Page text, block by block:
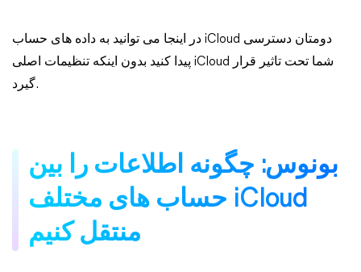
در اینجا می توانید به داده های حساب iCloud دومتان دسترسی
پیدا کنید بدون اینکه تنظیمات اصلی iCloud شما تحت تاثیر قرار
گیرد.
بونوس: چگونه اطلاعات را بین
حساب های مختلف iCloud
منتقل کنیم